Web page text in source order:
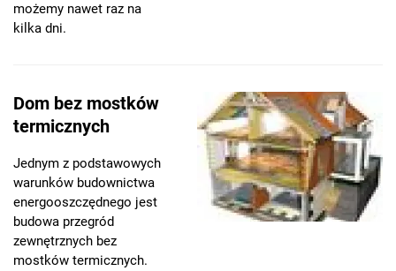
możemy nawet raz na
kilka dni.
Dom bez mostków
termicznych
Jednym z podstawowych
warunków budownictwa
energooszczędnego jest
budowa przegród
zewnętrznych bez
mostków termicznych.